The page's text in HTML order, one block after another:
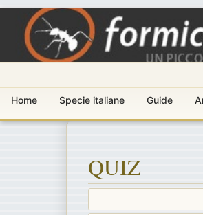
Home Specie italiane Guide
QUIZ